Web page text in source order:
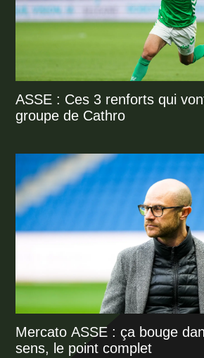
ASSE : Ces 3 renforts qui
groupe de Cathro
Mercato ASSE : ça bouge
sens, le point complet